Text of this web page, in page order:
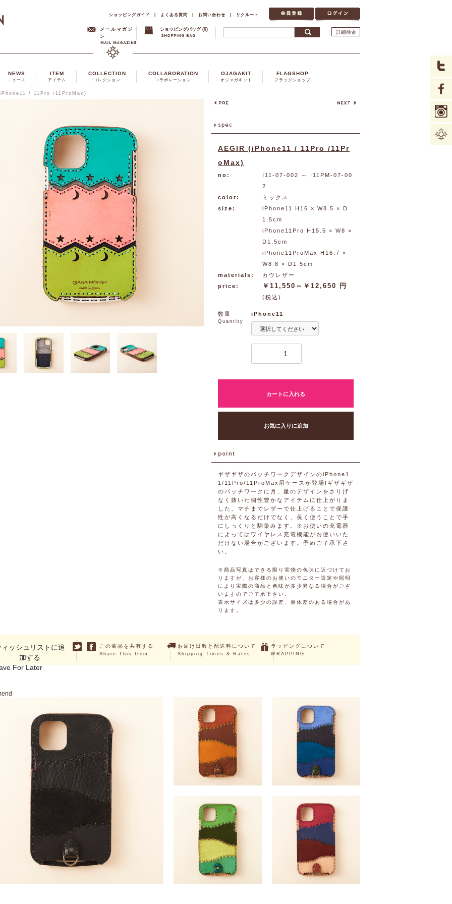
ショッピングガイド | よくある質問 | お問い合わせ | リクルート
メールマガジ
ン
ショッピングバッグ (0) 詳細検索
NEWS
ニュース
ITEM
アイテム
COLLECTION
コレクション
COLLABORATION
コラボレーション
OJAGAKIT
オジャガキット
FLAGSHOP
フラッグショップ
/ 11Pro /11ProMax)
AEGIR (iPhone11 / 11Pro /11Pr
oMax)
no: I11-07-002
～ I11PM-07-00
2
color:
ミックス
size:
iPhone11 H16 × W8.5 × D
1.5cm
iPhone11Pro H15.5 × W8 ×
D1.5cm
iPhone11ProMax H16.7 ×
W8.8 × D1.5cm
materials:
カウレザー
price:
￥11,550～￥12,650 円
(税込)
数量
Quantity
iPhone11
カートに入れる
お気に入りに追加
ギザギザのパッチワークデザインのiPhone1
1/11Pro/11ProMax用ケースが登場!ギザギザ
のパッチワークに月、星のデザインをさりげ
なく抜いた個性豊かなアイテムに仕上がりま
した。マチまでレザーで仕上げることで保護
性が高くなるだけでなく、長く使うことで手
にしっくりと馴染みます。※お使いの充電器
によってはワイヤレス充電機能がお使いいた
だけない場合がございます。予めご了承下さ
い。
※商品写真はできる限り実物の色味に近づけてお
りますが、お客様のお使いのモニター設定や照明
により実際の商品と色味が多少異なる場合がござ
いますのでご了承下さい。
表示サイズは多少の誤差、個体差のある場合があ
ります。
ィッシュリストに追
加する
For Later
この商品を共有する
Share This Item
お届け日数と配送料について
Shipping Times & Rates
ラッピングについて
WRAPPING
￥11,550 ～ ￥12,650 （税込）
￥11,550 ～ ￥12,650 （税込）